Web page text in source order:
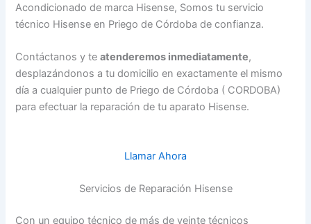
Acondicionado de marca Hisense, Somos tu servicio
técnico Hisense en Priego de Córdoba de confianza.
Contáctanos y teatenderemos inmediatamente,
desplazándonos a tu domicilio en exactamente el mismo
día a cualquier punto de Priego de Córdoba ( CORDOBA)
para efectuar la reparación de tu aparato Hisense.
Llamar Ahora
Servicios de Reparación Hisense
Con un equipo técnico de más de veinte técnicos